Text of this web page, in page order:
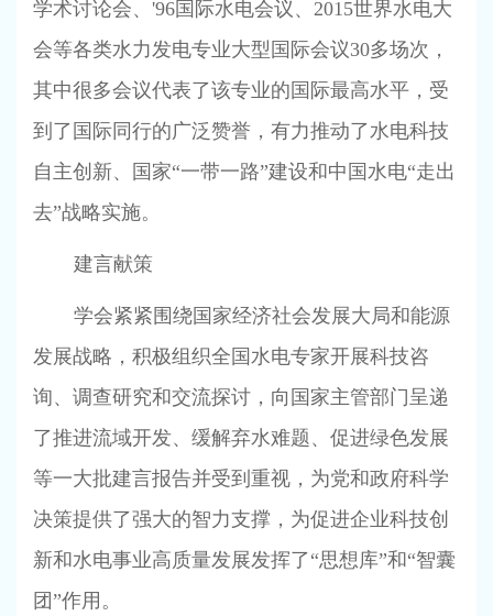
学术讨论会、 '96国际水电会议、 2015世界水电大
会等各类水力发电专业大型国际会议30多场次，
其中很多会议代表了该专业的国际最高水平，受
到了国际同行的广泛赞誉，有力推动了水电科技
自主创新、国家“一带一路”建设和中国水电“走出
去”战略实施。
建言献策
学会紧紧围绕国家经济社会发展大局和能源
发展战略，积极组织全国水电专家开展科技咨
询、调查研究和交流探讨，向国家主管部门呈递
了推进流域开发、缓解弃水难题、促进绿色发展
等一大批建言报告并受到重视，为党和政府科学
决策提供了强大的智力支撑，为促进企业科技创
新和水电事业高质量发展发挥了“思想库”和“智囊
团”作用。